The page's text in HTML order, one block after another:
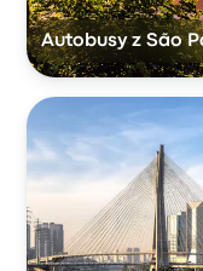
Autobusy z São